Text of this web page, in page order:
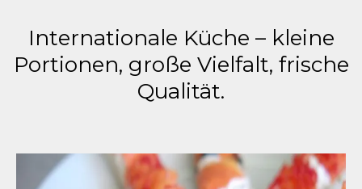
Internationale Küche – kleine
Portionen, große Vielfalt, frische
Qualität.